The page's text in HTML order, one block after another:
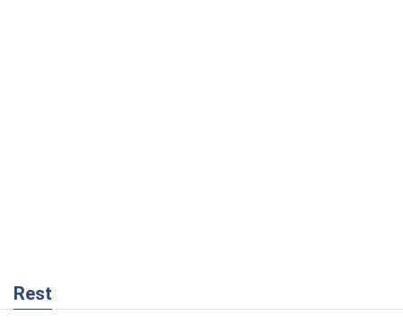
Rest